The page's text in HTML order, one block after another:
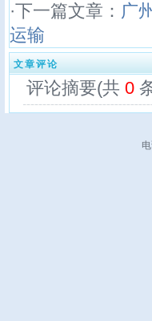
·下一篇文章： 广
运输
文章评论
评论摘要(共 0